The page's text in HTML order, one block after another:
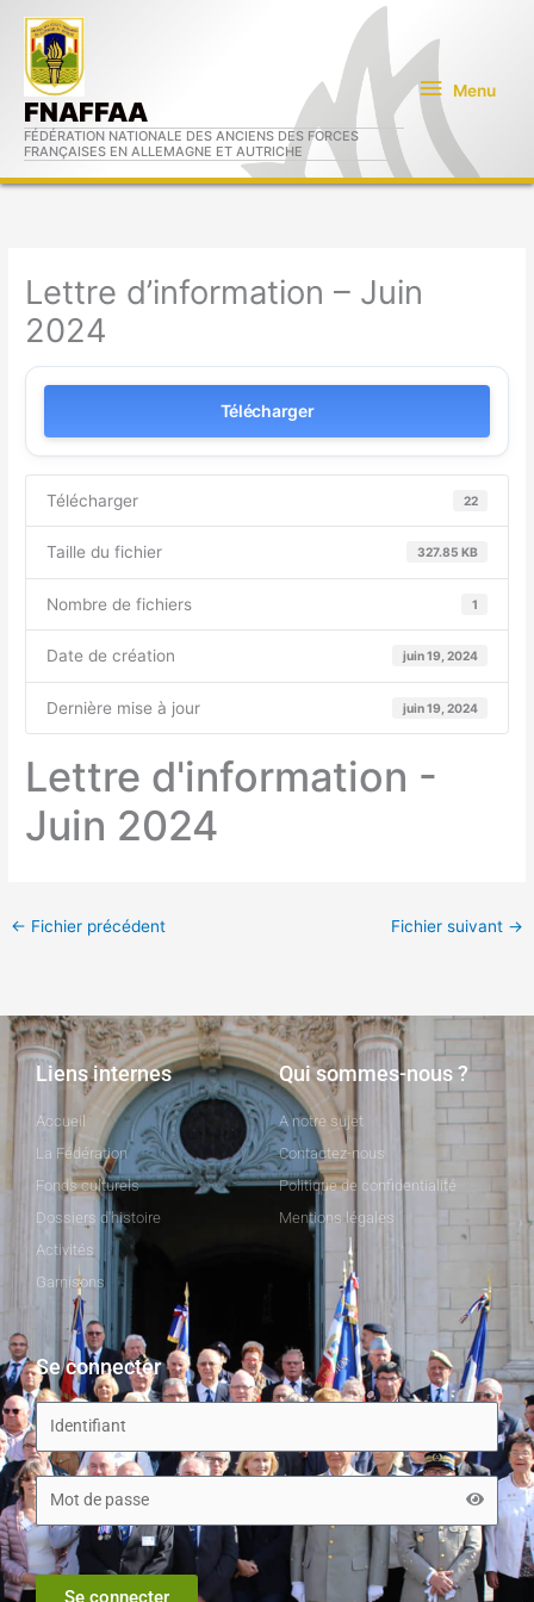
contenu
FNAFFAA
FÉDÉRATION NATIONALE DES ANCIENS DES FORCES
FRANÇAISES EN ALLEMAGNE ET AUTRICHE
Menu
Lettre d’information – Juin
2024
Télécharger
Télécharger 22
Taille du fichier 327.85 KB
Nombre de fichiers 1
Date de création juin 19, 2024
Dernière mise à jour juin 19, 2024
Lettre d'information -
Juin 2024
← Fichier précédent Fichier suivant →
Liens internes
Accueil
La Fédération
Fonds culturels
Dossiers d'histoire
Activités
Garnisons
Qui sommes-nous ?
A notre sujet
Contactez-nous
Politique de confidentialité
Mentions légales
Se connecter
Se connecter